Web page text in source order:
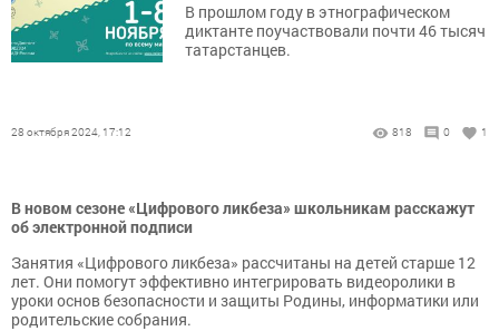
В прошлом году в этнографическом
диктанте поучаствовали почти 46 тысяч
татарстанцев.
28 октября 2024, 17:12 818 0 1
В новом сезоне «Цифрового ликбеза» школьникам расскажут
об электронной подписи
Занятия «Цифрового ликбеза» рассчитаны на детей старше 12
лет. Они помогут эффективно интегрировать видеоролики в
уроки основ безопасности и защиты Родины, информатики или
родительские собрания.